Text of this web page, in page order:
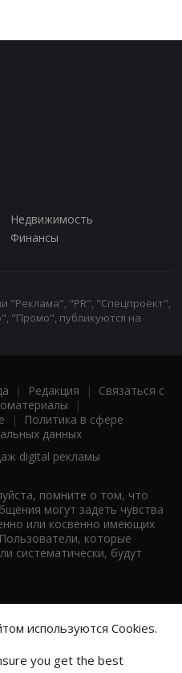
Недвижимость
Финансы
"Реклама", "PR", "Спецпроект",
"Промо", публикуются на
| Редакция | Связаться с
|
|
Политика в сфере
данных
digital рекламы
помните о том, что
могут задеть чувства
или косвенно имеющих
которые
систематически, будут
используются Cookies.
you get the best